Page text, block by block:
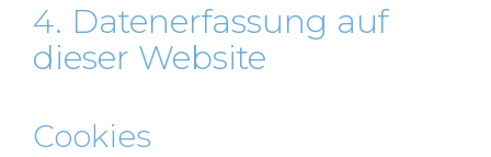
4. Datenerfassung auf
dieser Website
Cookies